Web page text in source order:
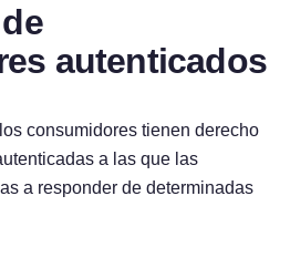
autenticados
consumidores tienen derecho
a las que las
a responder de determinadas